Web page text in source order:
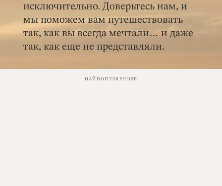
исключительно. Доверьтесь нам, и
мы поможем вам путешествовать
так, как вы всегда мечтали… и даже
так, как еще не представляли.
НАЙПОПУЛЯРНІШЕ